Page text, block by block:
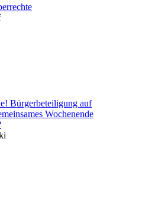
Bürgerbeteiligung auf
Wochenende